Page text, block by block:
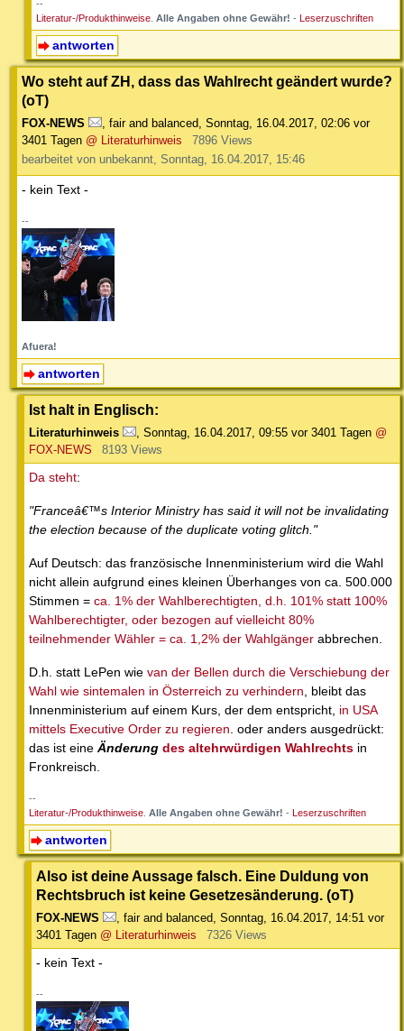
--
Literatur-/Produkthinweise Alle Angaben ohne Gewähr! - Leserzuschriften
antworten
Wo steht auf ZH, dass das Wahlrecht geändert wurde?
(oT)
FOX-NEWS fair and balanced Sonntag, 16.04.2017, 02:06 vor
3401 Tagen @ Literaturhinweis
7896 Views
bearbeitet von unbekannt, Sonntag, 16.04.2017, 15:46
- kein Text -
--
Afuera!
antworten
Ist halt in Englisch:
Literaturhinweis Sonntag, 16.04.2017, 09:55 vor 3401 Tagen @
FOX-NEWS
8193 Views
Da steht:
"Franceâ€™s Interior Ministry has said it will not be invalidating
the election because of the duplicate voting glitch."
Auf Deutsch: das französische Innenministerium wird die Wahl
nicht allein aufgrund eines kleinen Überhanges von ca. 500.000
Stimmen = ca. 1% der Wahlberechtigten, d.h. 101% statt 100%
Wahlberechtigter, oder bezogen auf vielleicht 80%
teilnehmender Wähler = ca. 1,2% der Wahlgänger abbrechen.
D.h. statt LePen wie van der Bellen durch die Verschiebung der
Wahl wie sintemalen in Österreich zu verhindern , bleibt das
Innenministerium auf einem Kurs, der dem entspricht, in USA
mittels Executive Order zu regieren . oder anders ausgedrückt:
das ist eine Änderung des altehrwürdigen Wahlrechts in
Fronkreisch.
--
Literatur-/Produkthinweise Alle Angaben ohne Gewähr! - Leserzuschriften
antworten
Also ist deine Aussage falsch. Eine Duldung von
Rechtsbruch ist keine Gesetzesänderung. (oT)
FOX-NEWS fair and balanced Sonntag, 16.04.2017, 14:51 vor
3401 Tagen @ Literaturhinweis 7326 Views
- kein Text -
--